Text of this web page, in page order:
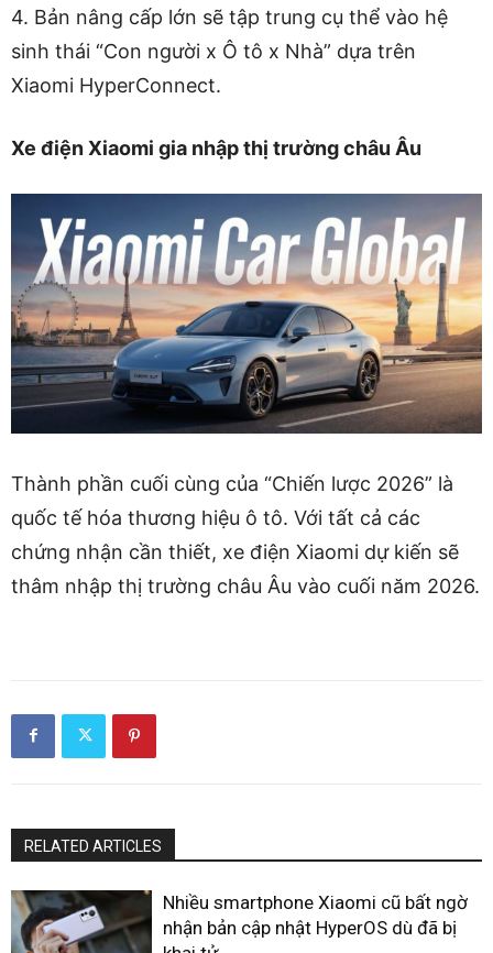
4. Bản nâng cấp lớn sẽ tập trung cụ thể vào hệ
sinh thái “Con người x Ô tô x Nhà” dựa trên
Xiaomi HyperConnect.
Xe điện Xiaomi gia nhập thị trường châu Âu
Thành phần cuối cùng của “Chiến lược 2026” là
quốc tế hóa thương hiệu ô tô. Với tất cả các
chứng nhận cần thiết, xe điện Xiaomi dự kiến ​​sẽ
thâm nhập thị trường châu Âu vào cuối năm 2026.
RELATED ARTICLES
Nhiều smartphone Xiaomi cũ bất ngờ
nhận bản cập nhật HyperOS dù đã bị